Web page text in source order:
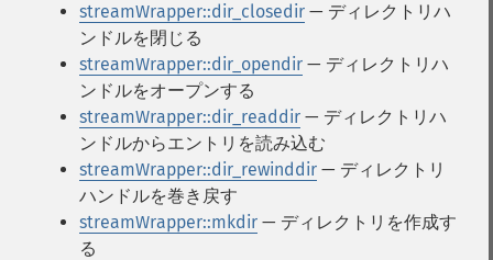
streamWrapper::dir_closedir — ディレクトリハ
ンドルを閉じる
streamWrapper::dir_opendir — ディレクトリハ
ンドルをオープンする
streamWrapper::dir_readdir — ディレクトリハ
ンドルからエントリを読み込む
streamWrapper::dir_rewinddir — ディレクトリ
ハンドルを巻き戻す
streamWrapper::mkdir — ディレクトリを作成す
る